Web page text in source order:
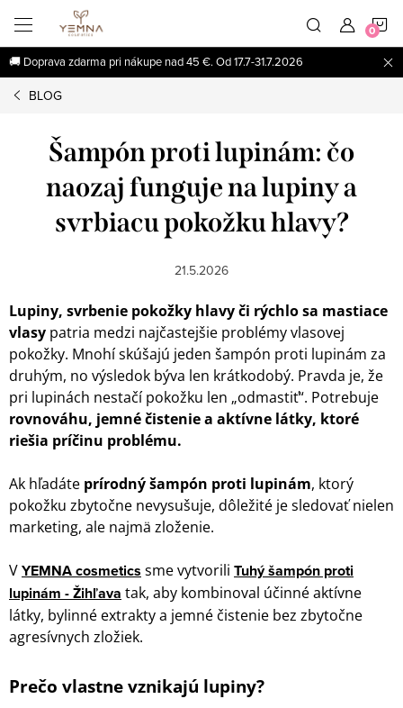
obsah
🚚 Doprava zdarma pri nákupe nad 45 €. Od 17.7-31.7.2026
BLOG
Šampón proti lupinám: čo
naozaj funguje na lupiny a
svrbiacu pokožku hlavy?
21.5.2026
Lupiny, svrbenie pokožky hlavy či rýchlo sa mastiace
vlasy patria medzi najčastejšie problémy vlasovej
pokožky. Mnohí skúšajú jeden šampón proti lupinám za
druhým, no výsledok býva len krátkodobý. Pravda je, že
pri lupinách nestačí pokožku len „odmastiť“. Potrebuje
rovnováhu, jemné čistenie a aktívne látky, ktoré
riešia príčinu problému.
Ak hľadáte prírodný šampón proti lupinám, ktorý
pokožku zbytočne nevysušuje, dôležité je sledovať nielen
marketing, ale najmä zloženie.
VYEMNA cosmetics sme vytvorili Tuhý šampón proti
lupinám - Žihľava tak, aby kombinoval účinné aktívne
látky, bylinné extrakty a jemné čistenie bez zbytočne
agresívnych zložiek.
Prečo vlastne vznikajú lupiny?